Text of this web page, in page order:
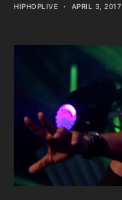
HIPHOPLIVE APRIL 3, 2017